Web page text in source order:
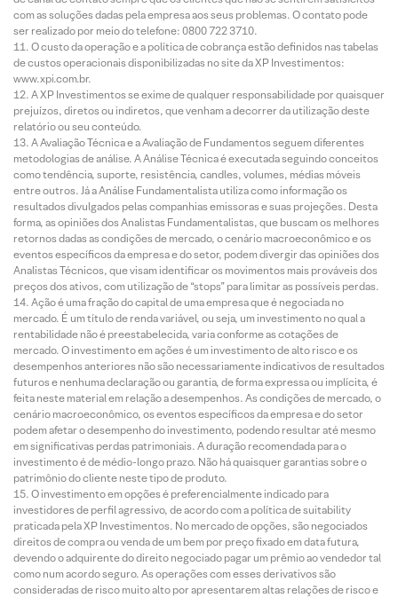
com as soluções dadas pela empresa aos seus problemas. O contato pode
ser realizado por meio do telefone: 0800 722 3710.
O custo da operação e a política de cobrança estão definidos nas tabelas
de custos operacionais disponibilizadas no site da XP Investimentos:
www.xpi.com.br.
A XP Investimentos se exime de qualquer responsabilidade por quaisquer
prejuízos, diretos ou indiretos, que venham a decorrer da utilização deste
relatório ou seu conteúdo.
A Avaliação Técnica e a Avaliação de Fundamentos seguem diferentes
metodologias de análise. A Análise Técnica é executada seguindo conceitos
como tendência, suporte, resistência, candles, volumes, médias móveis
entre outros. Já a Análise Fundamentalista utiliza como informação os
resultados divulgados pelas companhias emissoras e suas projeções. Desta
forma, as opiniões dos Analistas Fundamentalistas, que buscam os melhores
retornos dadas as condições de mercado, o cenário macroeconômico e os
eventos específicos da empresa e do setor, podem divergir das opiniões dos
Analistas Técnicos, que visam identificar os movimentos mais prováveis dos
preços dos ativos, com utilização de “stops” para limitar as possíveis perdas.
Ação é uma fração do capital de uma empresa que é negociada no
mercado. É um título de renda variável, ou seja, um investimento no qual a
rentabilidade não é preestabelecida, varia conforme as cotações de
mercado. O investimento em ações é um investimento de alto risco e os
desempenhos anteriores não são necessariamente indicativos de resultados
futuros e nenhuma declaração ou garantia, de forma expressa ou implícita, é
feita neste material em relação a desempenhos. As condições de mercado, o
cenário macroeconômico, os eventos específicos da empresa e do setor
podem afetar o desempenho do investimento, podendo resultar até mesmo
em significativas perdas patrimoniais. A duração recomendada para o
investimento é de médio-longo prazo. Não há quaisquer garantias sobre o
patrimônio do cliente neste tipo de produto.
O investimento em opções é preferencialmente indicado para
investidores de perfil agressivo, de acordo com a política de suitability
praticada pela XP Investimentos. No mercado de opções, são negociados
direitos de compra ou venda de um bem por preço fixado em data futura,
devendo o adquirente do direito negociado pagar um prêmio ao vendedor tal
como num acordo seguro. As operações com esses derivativos são
consideradas de risco muito alto por apresentarem altas relações de risco e